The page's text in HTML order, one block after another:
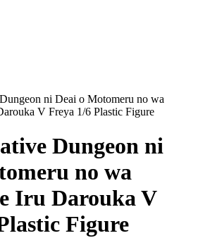
ni Deai o Motomeru no wa
V Freya 1/6 Plastic Figure
Dungeon ni
no wa
Iru Darouka V
Figure